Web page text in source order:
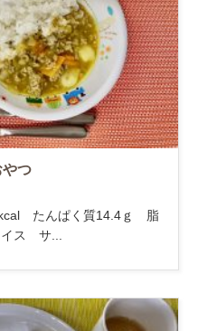
つ
たんぱく質14.4ｇ 脂
ス サ...